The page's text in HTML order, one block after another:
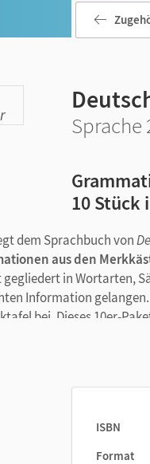
Sprache
10 Stück
dem Sprachbuch von
aus den
gegliedert in Wortarten,
Information gelangen.
bei. Dieses 10er-
ISBN
Format